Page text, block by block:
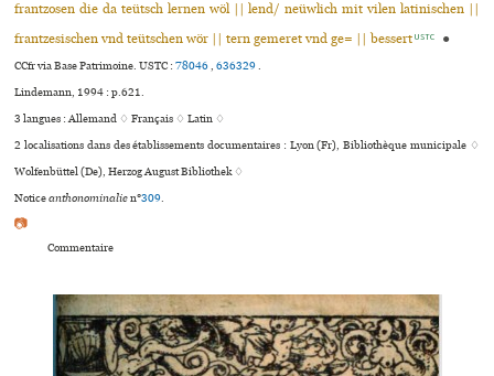
frantzosen die da teütsch lernen wöl || lend/ neüwlich mit vilen latinischen ||
frantzesischen vnd teütschen wör || tern gemeret vnd ge= || bessert USTC ●
CCfr via Base Patrimoine.USTC :78046,636329.
Lindemann, 1994 : p.621.
3 langues :Allemand ♢Français ♢Latin ♢
2 localisations dans des établissements documentaires : Lyon (Fr), Bibliothèque muni­ci­pale ♢
Wolfenbüttel (De), Herzog August Bibliothek ♢
Noticeanthonominalien°309.
📷
Commentaire